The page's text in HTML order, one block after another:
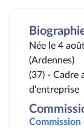
Née le 4
(Ardennes)
(37) - Cadre
d'entreprise